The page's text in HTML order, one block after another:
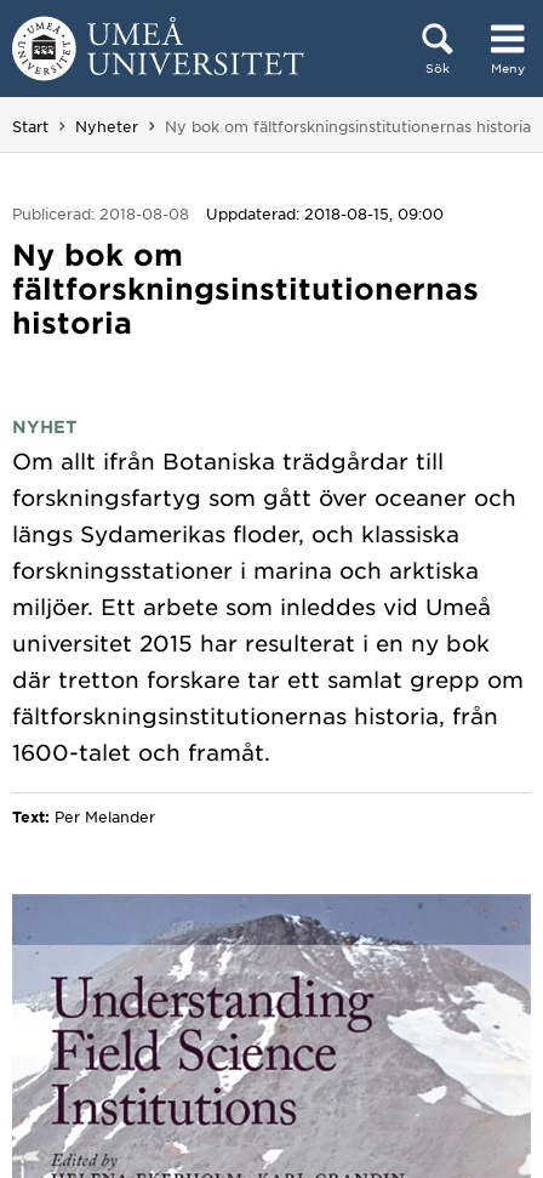
Hoppa direkt till innehållet
Sök Meny
Huvudmenyn dold.
Start Nyheter Du är här:
Ny bok om fältforskningsinstitutionernas historia
Publicerad: 2018-08-08 Uppdaterad: 2018-08-15, 09:00
Ny bok om
fältforskningsinstitutionernas
historia
NYHET
Om allt ifrån Botaniska trädgårdar till
forskningsfartyg som gått över oceaner och
längs Sydamerikas floder, och klassiska
forskningsstationer i marina och arktiska
miljöer. Ett arbete som inleddes vid Umeå
universitet 2015 har resulterat i en ny bok
där tretton forskare tar ett samlat grepp om
fältforskningsinstitutionernas historia, från
Text: Per Melander